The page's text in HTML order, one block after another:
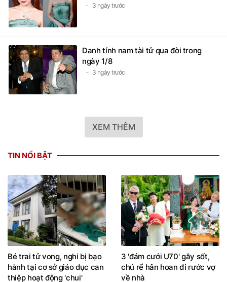
3 ngày trước
Danh tính nam tài tử qua đời trong
ngày 1/8
3 ngày trước
XEM THÊM
TIN NỔI BẬT
Bé trai tử vong, nghi bị bạo
hành tại cơ sở giáo dục can
thiệp hoạt động 'chui'
3 'đám cưới U70' gây sốt,
chú rể hân hoan đi rước vợ
về nhà